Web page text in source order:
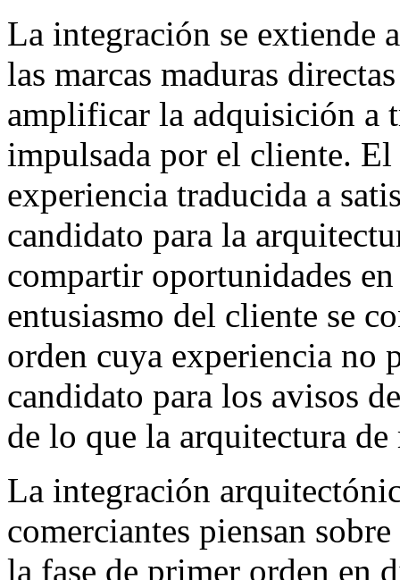
La integración se extiende
las marcas maduras
amplificar la adquisición a
impulsada por el cliente.
experiencia traducida a
candidato para la
compartir oportunidades
entusiasmo del cliente se
orden cuya experiencia no
candidato para los avisos
de lo que la arquitectura
La integración
comerciantes piensan
la fase de primer orden en